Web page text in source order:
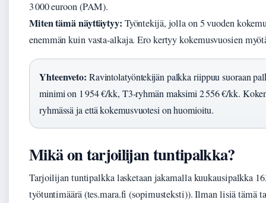
3 000 euroon (PAM).
Miten tämä näyttäytyy: Työntekijä, jolla on 5 vuoden
enemmän kuin vasta-alkaja. Ero kertyy kokemusvuosien
Yhteenveto: Ravintolatyöntekijän palkka riippuu suoraan
minimi on 1 954 €/kk, T3-ryhmän maksimi 2 556 €/kk.
ryhmässä ja että kokemusvuotesi on huomioitu.
Mikä on tarjoilijan tuntipalkka?
Tarjoilijan tuntipalkka lasketaan jakamalla kuukausipalkka
työtuntimäärä (tes.mara.fi (sopimusteksti)). Ilman lisiä tämä